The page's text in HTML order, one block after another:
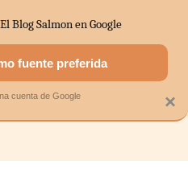
MERCADOS
×
Blog Salmon en Google
fuente preferida
cuenta de Google